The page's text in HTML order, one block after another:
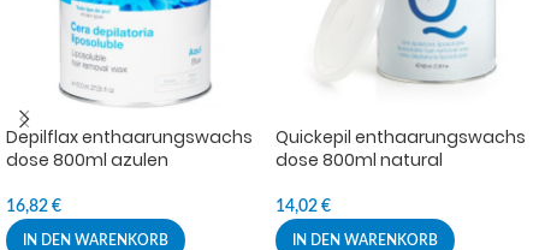
Depilflax enthaarungswachs
dose 800ml azulen
16,82 €
IN DEN WARENKORB
Quickepil enthaarungswachs
dose 800ml natural
14,02 €
IN DEN WARENKORB